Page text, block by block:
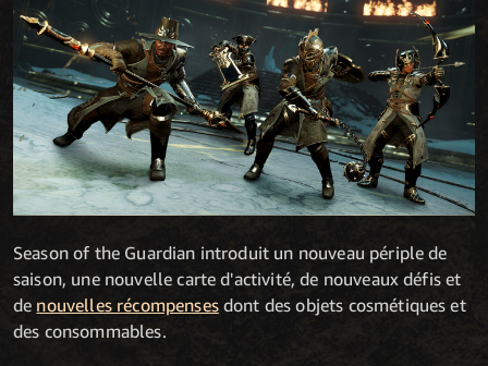
Season of the Guardian introduit un nouveau périple de
saison, une nouvelle carte d'activité, de nouveaux défis et
de nouvelles récompensesdont des objets cosmétiques et
des consommables.